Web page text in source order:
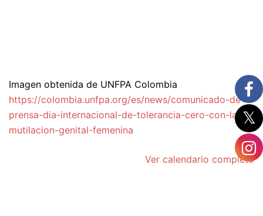
Imagen obtenida de UNFPA Colombia
https://colombia.unfpa.org/es/news/comunicado-de-
prensa-dia-internacional-de-tolerancia-cero-con-la-
mutilacion-genital-femenina
Ver calendario completo